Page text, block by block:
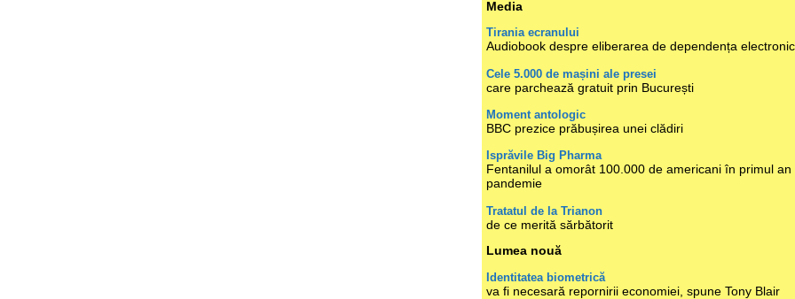
Media
Tirania ecranului
Audiobook despre eliberarea de dependența
Cele 5.000 de mașini ale presei
care parchează gratuit prin București
Moment antologic
BBC prezice prăbușirea unei clădiri
Isprăvile Big Pharma
Fentanilul a omorât 100.000 de americani în primul an
pandemie
Tratatul de la Trianon
de ce merită sărbătorit
Lumea nouă
Identitatea biometrică
va fi necesară repornirii economiei, spune Tony Blair